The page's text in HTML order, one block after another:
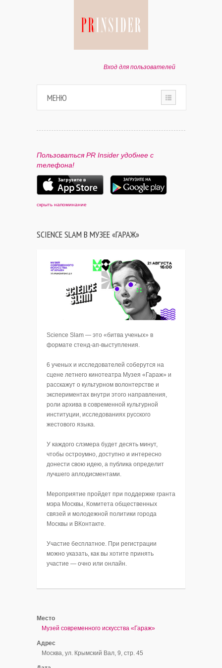
Вход для пользователей
МЕНЮ
ПАРТНЕРАМ
КОНТАКТЫ
Пользоваться PR Insider удобнее с
телефона!
скрыть напоминание
SCIENCE SLAM В МУЗЕЕ «ГАРАЖ»
Science Slam — это «битва ученых» в
формате стенд-ап-выступления.
6 ученых и исследователей соберутся на
сцене летнего кинотеатра Музея «Гараж» и
расскажут о культурном волонтерстве и
экспериментах внутри этого направления,
роли архива в современной культурной
институции, исследованиях русского
жестового языка.
У каждого слэмера будет десять минут,
чтобы остроумно, доступно и интересно
донести свою идею, а публика определит
лучшего аплодисментами.
Мероприятие пройдет при поддержке гранта
мэра Москвы, Комитета общественных
связей и молодежной политики города
Москвы и ВКонтакте.
Участие бесплатное. При регистрации
можно указать, как вы хотите принять
участие — очно или онлайн.
Место
Музей современного искусства «Гараж»
Адрес
Москва, ул. Крымский Вал, 9, стр. 45